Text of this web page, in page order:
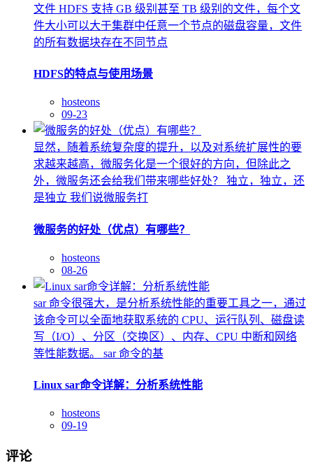
文件 HDFS 支持 GB 级别甚至 TB 级别的文件，每个文
件大小可以大于集群中任意一个节点的磁盘容量，文件
的所有数据块存在不同节点
HDFS的特点与使用场景
hosteons
09-23
显然，随着系统复杂度的提升，以及对系统扩展性的要
求越来越高，微服务化是一个很好的方向，但除此之
外，微服务还会给我们带来哪些好处？ 独立，独立，还
是独立 我们说微服务打
微服务的好处（优点）有哪些？
hosteons
08-26
sar 命令很强大，是分析系统性能的重要工具之一，通过
该命令可以全面地获取系统的 CPU、运行队列、磁盘读
写（I/O）、分区（交换区）、内存、CPU 中断和网络
等性能数据。 sar 命令的基
Linux sar命令详解：分析系统性能
hosteons
09-19
评论